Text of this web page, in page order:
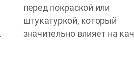
перед покраской или
штукатуркой, который
значительно влияет на